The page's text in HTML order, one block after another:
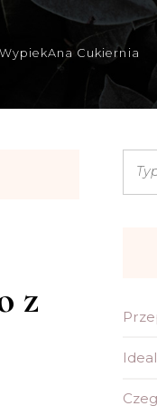
WypiekAna Cukiernia
z